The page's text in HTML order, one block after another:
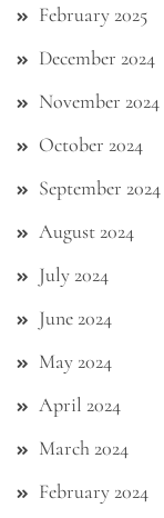
February 2025
December 2024
November 2024
October 2024
September 2024
August 2024
July 2024
June 2024
May 2024
April 2024
March 2024
February 2024